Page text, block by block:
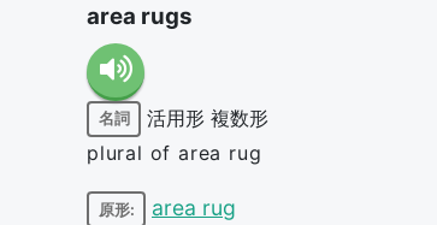
area rugs
名詞 活用形 複数形
plural of area rug
原形: area rug